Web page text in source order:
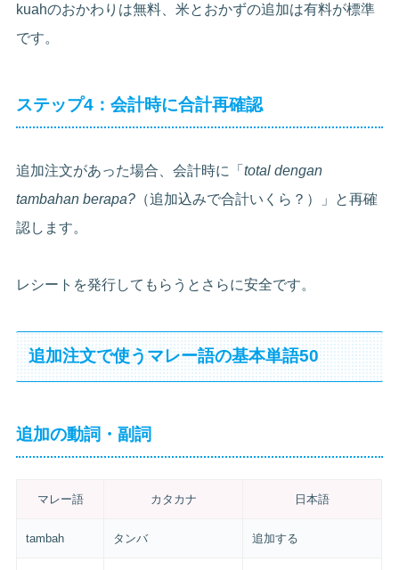
kuahのおかわりは無料、米とおかずの追加は有料が標準
です。
ステップ4：会計時に合計再確認
追加注文があった場合、会計時に「total dengan
tambahan berapa? （追加込みで合計いくら？）」と再確
認します。
レシートを発行してもらうとさらに安全です。
追加注文で使うマレー語の基本単語50
追加の動詞・副詞
マレー語 カタカナ 日本語
tambah タンバ 追加する